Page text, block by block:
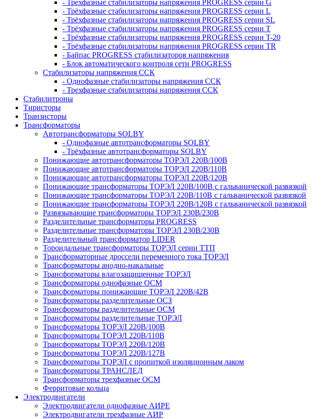
- Трехфазные стабилизаторы напряжения PROGRESS серии G
- Трёхфазные стабилизаторы напряжения PROGRESS серии L
- Трёхфазные стабилизаторы напряжения PROGRESS серии SL
- Трёхфазные стабилизаторы напряжения PROGRESS серии T
- Трёхфазные стабилизаторы напряжения PROGRESS серии T-20
- Трёхфазные стабилизаторы напряжения PROGRESS серии TR
- Байпас PROGRESS стабилизаторов напряжения
- Блок автоматического контроля сети PROGRESS
Стабилизаторы напряжения ССК
- Однофазные стабилизаторы напряжения ССК
- Трехфазные стабилизаторы напряжения ССК
Стабилитроны
Тиристоры
Транзисторы
Трансформаторы
Автотрансформаторы SOLBY
- Однофазные автотрансформаторы SOLBY
- Трёхфазные автотрансформаторы SOLBY
Понижающие автотрансформаторы ТОРЭЛ 220В/100В
Понижающие автотрансформаторы ТОРЭЛ 220В/110В
Понижающие автотрансформаторы ТОРЭЛ 220В/120В
Понижающие трансформаторы ТОРЭЛ 220В/100В с гальванической развязкой
Понижающие трансформаторы ТОРЭЛ 220В/110В с гальванической развязкой
Понижающие трансформаторы ТОРЭЛ 220В/120В с гальванической развязкой
Развязывающие трансформаторы ТОРЭЛ 230В/230В
Разделительные трансформаторы PROGRESS
Разделительные трансформаторы ТОРЭЛ 230В/230В
Разделительный трансформатор LIDER
Тороидальные трансформаторы ТОРЭЛ серии ТТП
Трансформаторные дроссели переменного тока ТОРЭЛ
Трансформаторы анодно-накальные
Трансформаторы влагозащищенные ТОРЭЛ
Трансформаторы однофазные ОСМ
Трансформаторы понижающие ТОРЭЛ 220В/42В
Трансформаторы разделительные ОСЗ
Трансформаторы разделительные ОСМ
Трансформаторы разделительные ТОРЭЛ
Трансформаторы ТОРЭЛ 220В/100В
Трансформаторы ТОРЭЛ 220В/110В
Трансформаторы ТОРЭЛ 220В/120В
Трансформаторы ТОРЭЛ 220В/127В
Трансформаторы ТОРЭЛ с пропиткой изоляционным лаком
Трансформаторы ТРАНСЛЕД
Трансформаторы трехфазные ОСМ
Ферритовые кольца
Электродвигатели
Электродвигатели однофазные АИРЕ
Электродвигатели трехфазные АИР